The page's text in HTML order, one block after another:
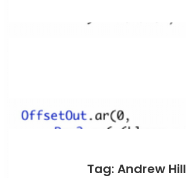
Tag: Andrew Hill